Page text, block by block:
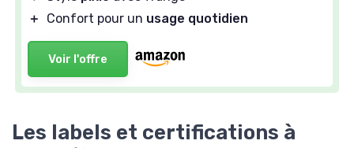
＋
Confort pour un usage quotidien
Voir l'offre
Les labels et certifications à